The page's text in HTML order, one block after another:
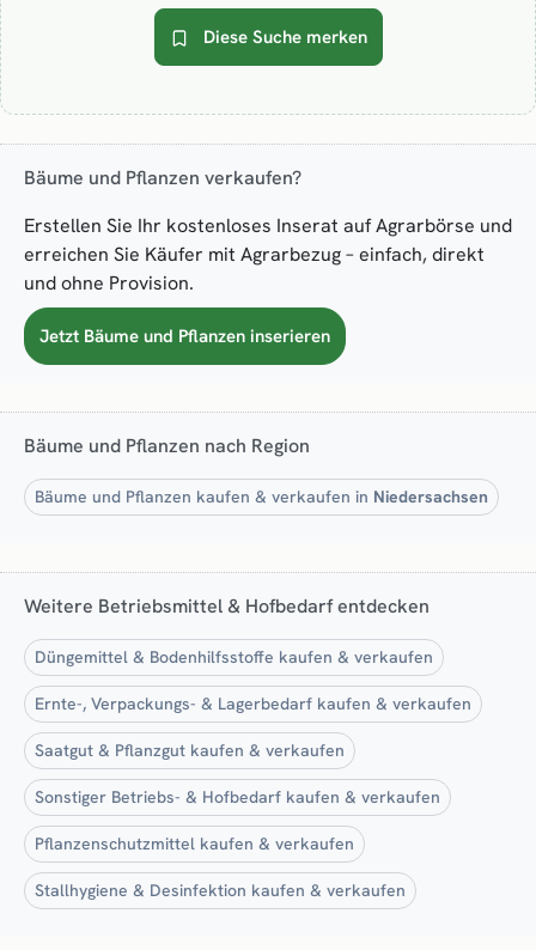
Diese Suche merken
Bäume und Pflanzen verkaufen?
Erstellen Sie Ihr kostenloses Inserat auf Agrarbörse und
erreichen Sie Käufer mit Agrarbezug – einfach, direkt
und ohne Provision.
Jetzt Bäume und Pflanzen inserieren
Bäume und Pflanzen nach Region
Bäume und Pflanzen kaufen & verkaufen in Niedersachsen
Weitere Betriebsmittel & Hofbedarf entdecken
Düngemittel & Bodenhilfsstoffe kaufen & verkaufen
Ernte-, Verpackungs- & Lagerbedarf kaufen & verkaufen
Saatgut & Pflanzgut kaufen & verkaufen
Sonstiger Betriebs- & Hofbedarf kaufen & verkaufen
Pflanzenschutzmittel kaufen & verkaufen
Stallhygiene & Desinfektion kaufen & verkaufen